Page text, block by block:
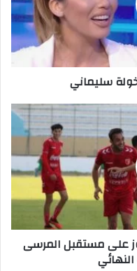
سليماني
على مستقبل المرسى